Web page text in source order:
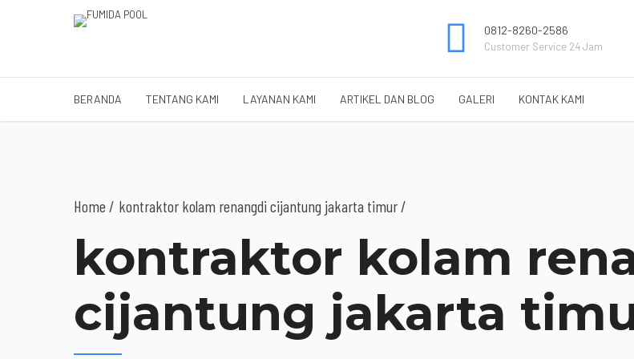
0812-8260-2586
Customer Service 24 Jam
BERANDA TENTANG KAMI LAYANAN KAMI ARTIKEL DAN BLOG GALERI KONTAK KAMI
Home kontraktor kolam renangdi cijantung jakarta timur /
kontraktor kolam
cijantung jakarta